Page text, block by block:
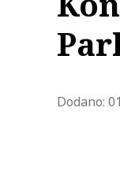
Dodano: